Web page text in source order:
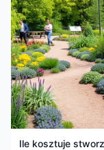
Ile kosztuje